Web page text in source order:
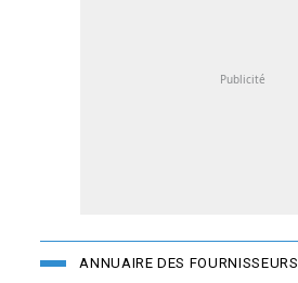
ANNUAIRE DES FOURNISSEURS